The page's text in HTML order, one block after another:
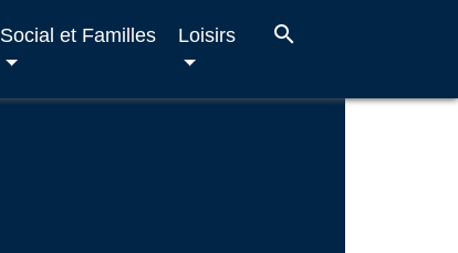
Social et Familles Loisirs search